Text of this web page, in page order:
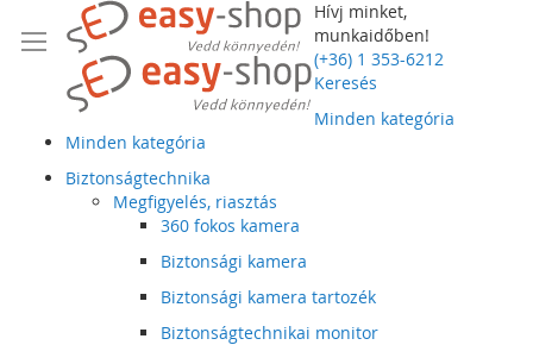
Hívj minket,
munkaidőben!
(+36) 1 353-6212
Keresés
Minden kategória
Minden kategória
Biztonságtechnika
Megfigyelés, riasztás
360 fokos kamera
Biztonsági kamera
Biztonsági kamera tartozék
Biztonságtechnikai monitor